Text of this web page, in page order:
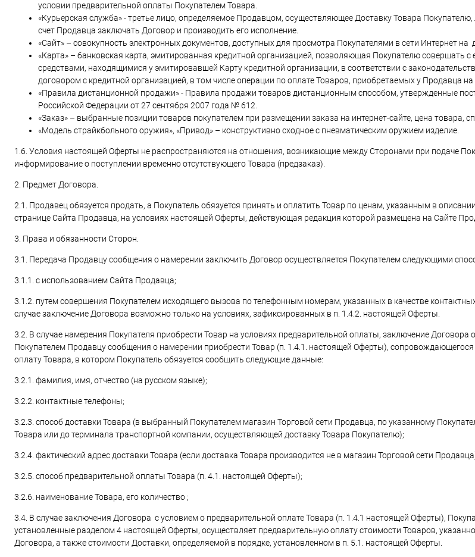
условии предварительной оплаты Покупателем Товара.
«Курьерская служба» - третье лицо, определяемое Продавцом, осуществляющее Доставку Товара
счет Продавца заключать Договор и производить его исполнение.
«Сайт» – совокупность электронных документов, доступных для просмотра Покупателями в сети Интернет
«Карта» – банковская карта, эмитированная кредитной организацией, позволяющая Покупателю совершать
средствами, находящимися у эмитировавшей Карту кредитной организации, в соответствии с
договором с кредитной организацией, в том числе операции по оплате Товаров, приобретаемых у Продавца
«Правила дистанционной продажи» - Правила продажи товаров дистанционным способом, утвержденные
Российской Федерации от 27 сентября 2007 года № 612.
«Заказ» – выбранные позиции товаров покупателем при размещении заказа на интернет-сайте, цена товара,
«Модель страйкбольного оружия», «Привод» – конструктивно сходное с пневматическим оружием изделие.
1.6. Условия настоящей Оферты не распространяются на отношения, возникающие между Сторонами при подаче
информирование о поступлении временно отсутствующего Товара (предзаказ).
2. Предмет Договора.
2.1. Продавец обязуется продать, а Покупатель обязуется принять и оплатить Товар по ценам, указанным в
странице Сайта Продавца, на условиях настоящей Оферты, действующая редакция которой размещена на Сайте
3. Права и обязанности Сторон.
3.1. Передача Продавцу сообщения о намерении заключить Договор осуществляется Покупателем следующими
3.1.1. с использованием Сайта Продавца;
3.1.2. путем совершения Покупателем исходящего вызова по телефонным номерам, указанных в качестве
случае заключение Договора возможно только на условиях, зафиксированных в п. 1.4.2. настоящей Оферты.
3.2. В случае намерения Покупателя приобрести Товар на условиях предварительной оплаты, заключение Договора
Покупателем Продавцу сообщения о намерении приобрести Товар (п. 1.4.1. настоящей Оферты),
оплату Товара, в котором Покупатель обязуется сообщить следующие данные:
3.2.1. фамилия, имя, отчество (на русском языке);
3.2.2. контактные телефоны;
3.2.3. способ доставки Товара (в выбранный Покупателем магазин Торговой сети Продавца, по указанному
Товара или до терминала транспортной компании, осуществляющей доставку Товара Покупателю);
3.2.4. фактический адрес доставки Товара (если доставка Товара производится не в магазин Торговой сети
3.2.5. способ предварительной оплаты Товара (п. 4.1. настоящей Оферты);
3.2.6. наименование Товара, его количество ;
3.4. В случае заключения Договора с условием о предварительной оплате Товара (п. 1.4.1 настоящей Оферты),
установленные разделом 4 настоящей Оферты, осуществляет предварительную оплату стоимости Товаров,
Договора, а также стоимости Доставки, определяемой в порядке, установленном в п. 5.1. настоящей Оферты.